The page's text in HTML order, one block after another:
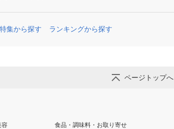
特集から探す ランキングから探す
ページトップへ
容 食品・調味料・お取り寄せ